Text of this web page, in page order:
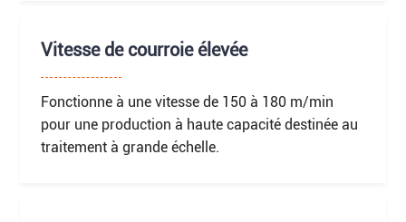
Vitesse de courroie élevée
Fonctionne à une vitesse de 150 à 180 m/min
pour une production à haute capacité destinée au
traitement à grande échelle.